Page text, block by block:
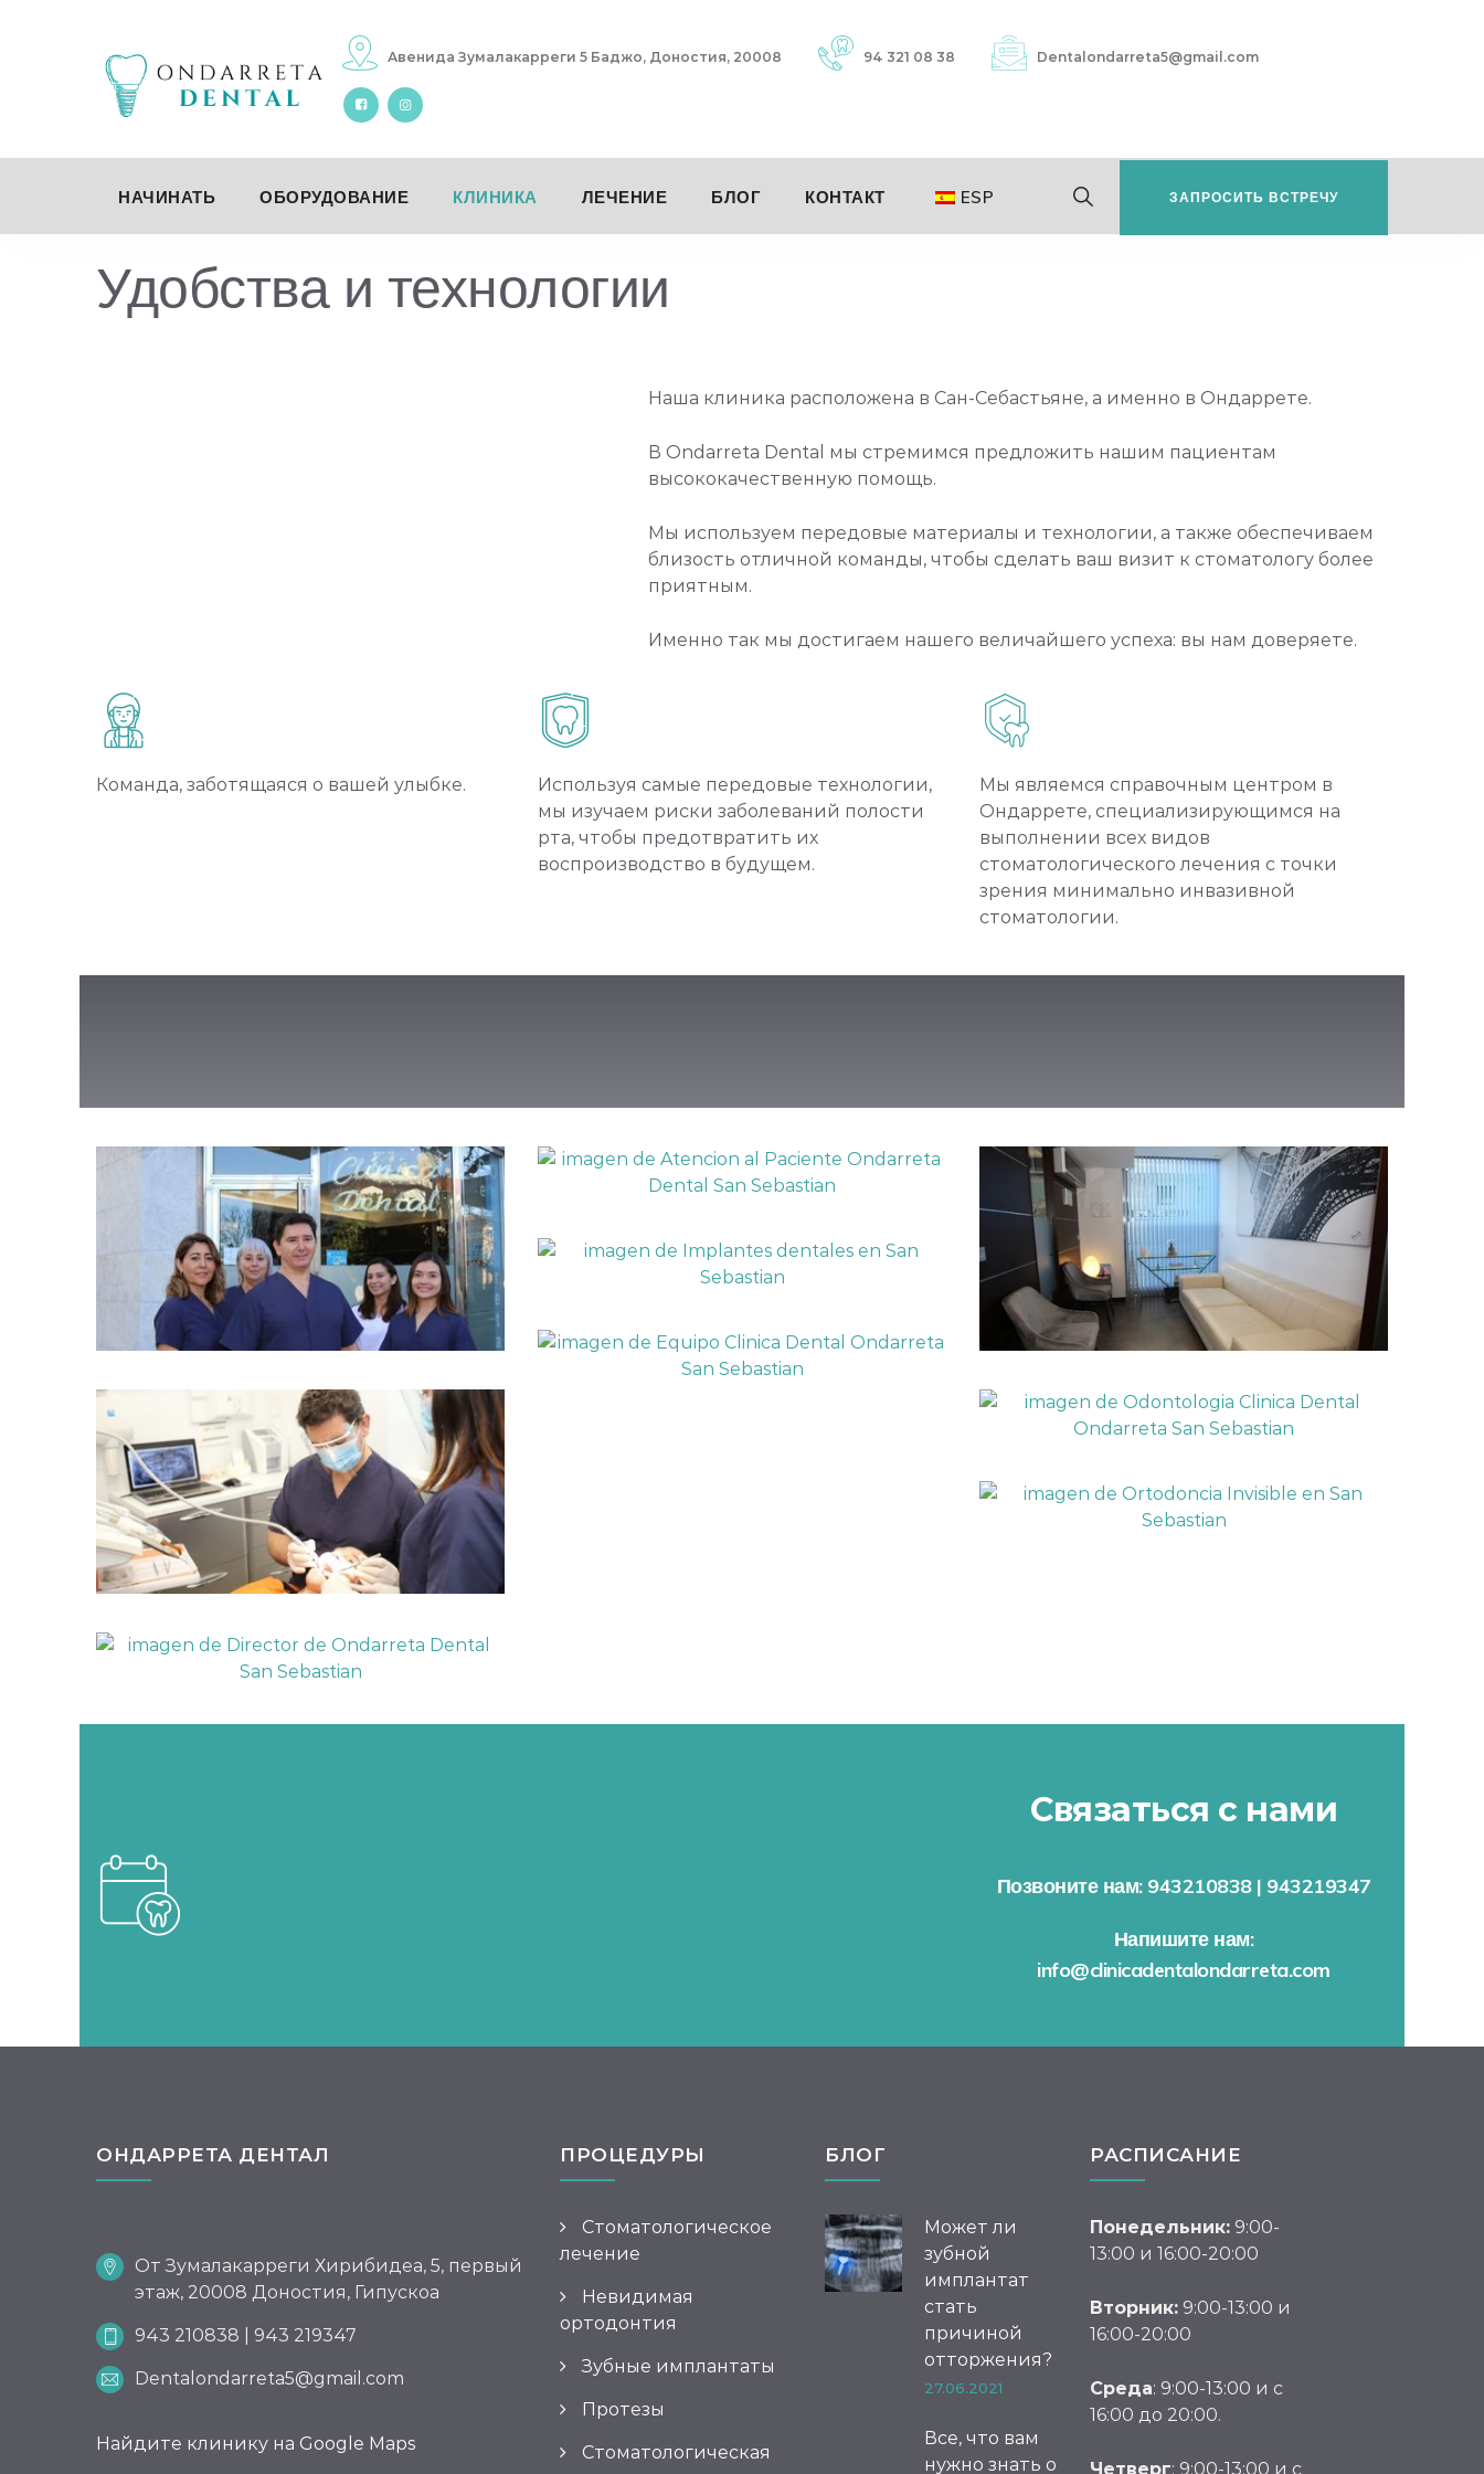
содержанию
Авенида Зумалакарреги 5 Баджо, Доностия, 20008 94 321 08 38 Dentalondarreta5@gmail.com
НАЧИНАТЬ ОБОРУДОВАНИЕ КЛИНИКА ЛЕЧЕНИЕ БЛОГ КОНТАКТ ESP ЗАПРОСИТЬ ВСТРЕЧУ
Удобства и технологии
Наша клиника расположена в Сан-Себастьяне, а именно в Ондаррете.
В Ondarreta Dental мы стремимся предложить нашим пациентам
высококачественную помощь.
Мы используем передовые материалы и технологии, а также обеспечиваем
близость отличной команды, чтобы сделать ваш визит к стоматологу более
приятным.
Именно так мы достигаем нашего величайшего успеха: вы нам доверяете.
Команда, заботящаяся о вашей улыбке.
Используя самые передовые технологии,
мы изучаем риски заболеваний полости
рта, чтобы предотвратить их
воспроизводство в будущем.
Мы являемся справочным центром в
Ондаррете, специализирующимся на
выполнении всех видов
стоматологического лечения с точки
зрения минимально инвазивной
стоматологии.
Связаться с нами
Позвоните нам: 943210838 | 943219347
Напишите нам:
info@clinicadentalondarreta.com
ОНДАРРЕТА ДЕНТАЛ
От Зумалакарреги Хирибидеа, 5, первый
этаж, 20008 Доностия, Гипускоа
943 210838 | 943 219347
Dentalondarreta5@gmail.com
Найдите клинику на Google Maps
ПРОЦЕДУРЫ
Стоматологическое
лечение
Невидимая
ортодонтия
Зубные имплантаты
Протезы
Стоматологическая
БЛОГ
Может ли
зубной
имплантат
стать
причиной
отторжения?
27.06.2021
Все, что вам
нужно знать о
РАСПИСАНИЕ
Понедельник: 9:00-
13:00 и 16:00-20:00
Вторник: 9:00-13:00 и
16:00-20:00
Среда: 9:00-13:00 и с
16:00 до 20:00.
Четверг: 9:00-13:00 и с